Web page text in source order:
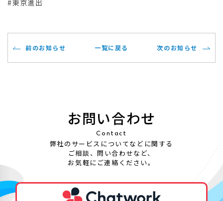
#東京進出
前のお知らせ 一覧に戻る 次のお知らせ
お問い合わせ
Contact
弊社のサービスについてなどに関する
ご相談、問い合わせなど、
お気軽にご連絡ください。